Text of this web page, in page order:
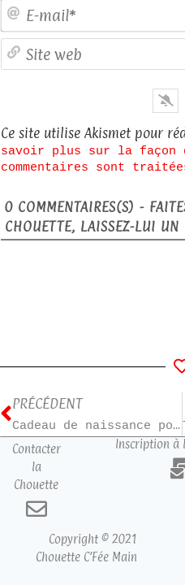
Ce site utilise Akismet pour
savoir plus sur la façon
commentaires sont
0 COMMENTAIRES(S) -
CHOUETTE, LAISSEZ-LUI UN
PRÉCÉDENT
Cadeau de naissance pour Elsa
Contacter
la
Chouette
Inscription à
Copyright © 2021
Chouette C’Fée Main